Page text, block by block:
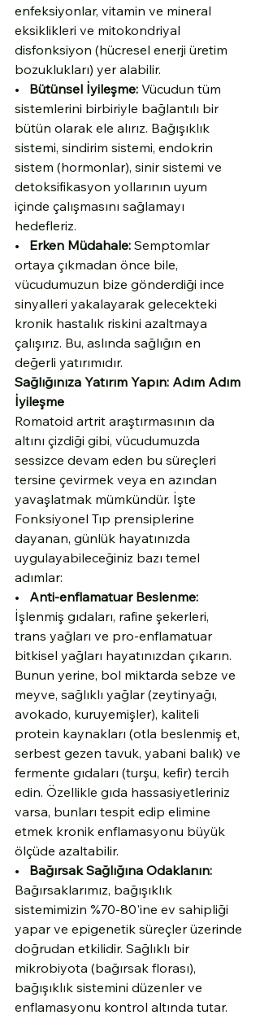
enfeksiyonlar, vitamin ve mineral
eksiklikleri ve mitokondriyal
disfonksiyon (hücresel enerji üretim
bozuklukları) yer alabilir.
• Bütünsel İyileşme: Vücudun tüm
sistemlerini birbiriyle bağlantılı bir
bütün olarak ele alırız. Bağışıklık
sistemi, sindirim sistemi, endokrin
sistem (hormonlar), sinir sistemi ve
detoksifikasyon yollarının uyum
içinde çalışmasını sağlamayı
hedefleriz.
• Erken Müdahale: Semptomlar
ortaya çıkmadan önce bile,
vücudumuzun bize gönderdiği ince
sinyalleri yakalayarak gelecekteki
kronik hastalık riskini azaltmaya
çalışırız. Bu, aslında sağlığın en
değerli yatırımıdır.
Sağlığınıza Yatırım Yapın: Adım Adım
İyileşme
Romatoid artrit araştırmasının da
altını çizdiği gibi, vücudumuzda
sessizce devam eden bu süreçleri
tersine çevirmek veya en azından
yavaşlatmak mümkündür. İşte
Fonksiyonel Tıp prensiplerine
dayanan, günlük hayatınızda
uygulayabileceğiniz bazı temel
adımlar:
• Anti-enflamatuar Beslenme:
İşlenmiş gıdaları, rafine şekerleri,
trans yağları ve pro-enflamatuar
bitkisel yağları hayatınızdan çıkarın.
Bunun yerine, bol miktarda sebze ve
meyve, sağlıklı yağlar (zeytinyağı,
avokado, kuruyemişler), kaliteli
protein kaynakları (otla beslenmiş et,
serbest gezen tavuk, yabani balık) ve
fermente gıdaları (turşu, kefir) tercih
edin. Özellikle gıda hassasiyetleriniz
varsa, bunları tespit edip elimine
etmek kronik enflamasyonu büyük
ölçüde azaltabilir.
• Bağırsak Sağlığına Odaklanın:
Bağırsaklarımız, bağışıklık
sistemimizin %70-80'ine ev sahipliği
yapar ve epigenetik süreçler üzerinde
doğrudan etkilidir. Sağlıklı bir
mikrobiyota (bağırsak florası),
bağışıklık sistemini düzenler ve
enflamasyonu kontrol altında tutar.